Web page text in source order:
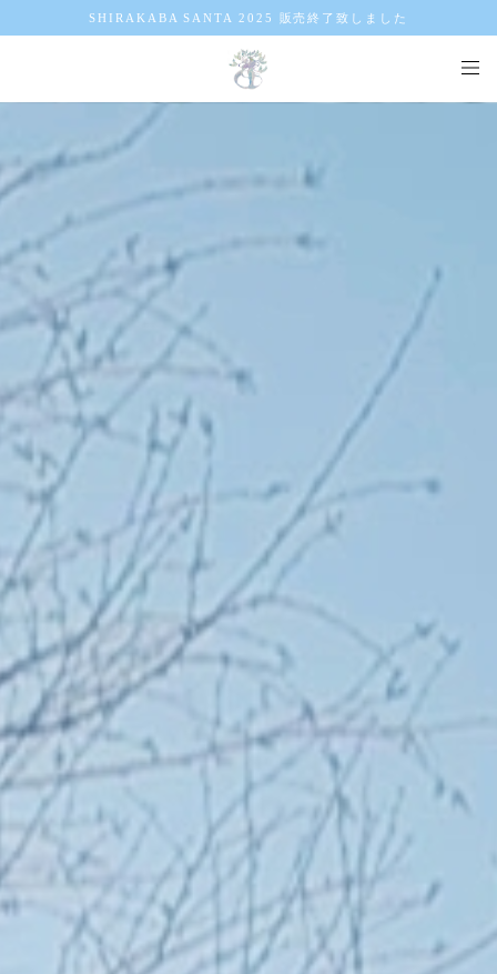
SHIRAKABA SANTA 2025 販売終了致しました